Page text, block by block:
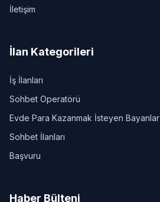
İletişim
İlan Kategorileri
İş İlanları
Sohbet Operatörü
Evde Para Kazanmak İsteyen Bayanlar
Sohbet İlanları
Başvuru
Haber Bülteni